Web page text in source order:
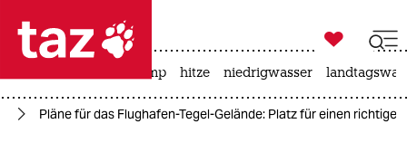
 taz zahl ich
taz zahl ich

taz zahl ich
usa unter trump hitze niedrigwasser
Pläne für das Flughafen-Tegel-Gelände: Platz für einen richtigen